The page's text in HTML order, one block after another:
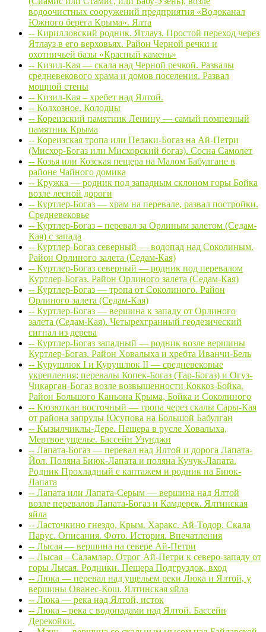
водоочистных сооружений предприятия «Водоканал
Южного берега Крыма». Ялта
-- Кирилловский родник. Ятлауз. Простой переход через
Ятлауз в его верховьях. Район Черной речки и
охотничьей базы «Красный камень»
-- Кизил-Кая — скала над Черной речкой. Развалы
средневекового храма и домов поселения. Развал
мощной стены
-- Кизил-Кая – хребет над Ялтой.
-- Колхозное. Колодцы
-- Кореизский памятник Ленину — самый помпезный
памятник Крыма
-- Кореизская тропа или Пелаки-Богаз на Ай-Петри
(Мисхор-Богаз или Мисхорский богаз). Сосна Самолет
-- Козья или Козская пещера на Малом Бабулгане в
районе Чайного домика
-- Кружка — родник под западным склоном горы Бойка
возле лесной дороги
-- Куртлер-Богаз — храм на перевале, развал постройки.
Средневековье
-- Куртлер-Богаз – перевал за Орлиным залетом (Седам-
Кая) с запада
-- Куртлер-Богаз северный — водопад над Соколиным.
Район Орлиного залета (Седам-Кая)
-- Куртлер-Богаз северный — родник под перевалом
Куртлер-Богаз. Район Орлиного залета (Седам-Кая)
-- Куртлер-Богаз — тропа от Соколиного. Район
Орлиного залета (Седам-Кая)
-- Куртлер-Богаз — вершина к западу от Орлиного
залета (Седам-Кая). Четырехгранный геодезический
сигнал из дерева
-- Куртлер-Богаз западный — родник возле вершины
Куртлер-Богаз. Район Ховалыха и хребта Иванчи-Бель
-- Курушлюк I и Курушлюк II — средневековые
укрепления; перевалы Копек-Богаз (Тар-Богаз) и Огуз-
Чикарган-Богаз возле возвышенности Коккоз-Бойка.
Район Большого Каньона Крыма, Бойка и Соколиного
-- Кюзюткан восточный — тропа через скалы Сары-Кая
от района запруды Юсупова на Большой Бабулган
-- Кызылчиклы-Дере. Пещера в русле Ховалыха,
Мертвое ущелье. Бассейн Узунджи
-- Лапата-Богаз — перевал над Ялтой и дорога Лапата-
Йол. Поляна Биюк-Лапата и поляна Кучук-Лапата.
Родник Прохладный с каптажем и родник на Биюк-
Лапата
-- Лапата или Лапата-Серым — вершина над Ялтой
возле перевалов Лапата-Богаз и Камдерек. Ялтинская
яйла
-- Ласточкино гнездо, Крым. Харакс. Ай-Тодор. Скала
Парус. Описания. Фото. История. Впечатления
-- Лысая — вершина на севере Ай-Петри
-- Лысая – Саламлар. Отрог Ай-Петри к северо-западу от
горы Лысая. Родники. Пещера Подгруздок, вход
-- Люка — перевал над ущельем реки Люка и Ялтой, у
вершины Ованес-Кош. Ялтинская яйла
-- Люка — река над Ялтой, исток
-- Люка – река с водопадами над Ялтой. Бассейн
Дерекойки.